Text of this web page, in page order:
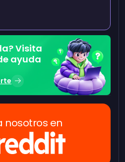
Visita
ayuda
nosotros en